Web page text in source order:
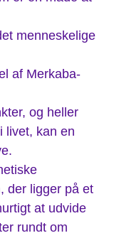
menneskelige
af Merkaba-
og heller
livet, kan en
der ligger på et
at udvide
rundt om